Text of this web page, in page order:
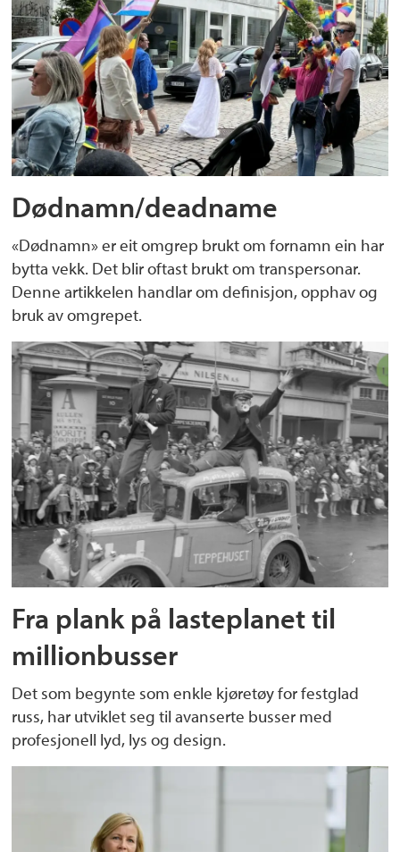
Dødnamn/deadname
«Dødnamn» er eit omgrep brukt om fornamn ein har
bytta vekk. Det blir oftast brukt om transpersonar.
Denne artikkelen handlar om definisjon, opphav og
bruk av omgrepet.
Fra plank på lasteplanet til
millionbusser
Det som begynte som enkle kjøretøy for festglad
russ, har utviklet seg til avanserte busser med
profesjonell lyd, lys og design.